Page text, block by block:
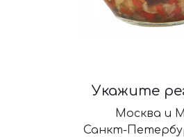
Укажите
Москва и
Санкт-